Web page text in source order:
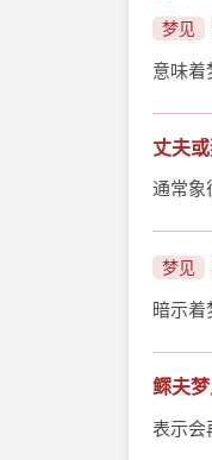
梦见
意味着
丈夫
通常象
梦见
暗示着
鳏夫
表示会